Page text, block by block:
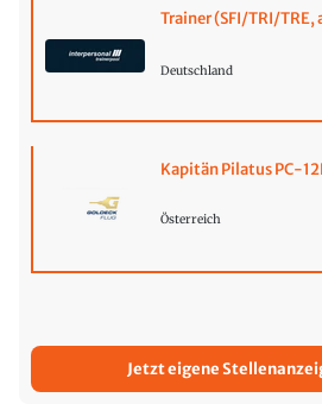
Trainer (SFI/TRI/TRE,
Deutschland
Kapitän Pilatus PC-
Österreich
Jetzt eigene